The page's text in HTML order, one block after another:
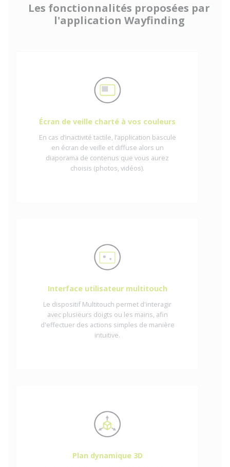
Les fonctionnalités proposées par
l'application Wayfinding
Écran de veille charté à vos couleurs
En cas d’inactivité tactile, l’application bascule
en écran de veille et diffuse alors un
diaporama de contenus que vous aurez
choisis (photos, vidéos).
Interface utilisateur multitouch
Le dispositif Multitouch permet d'interagir
avec plusieurs doigts ou les mains, afin
d'effectuer des actions simples de manière
intuitive.
Plan dynamique 3D